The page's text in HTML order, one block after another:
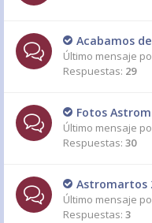
Acabamos
Último mensaje
Respuestas: 29
Fotos
Último mensaje
Respuestas: 30
Astromartos
Último mensaje
Respuestas: 3